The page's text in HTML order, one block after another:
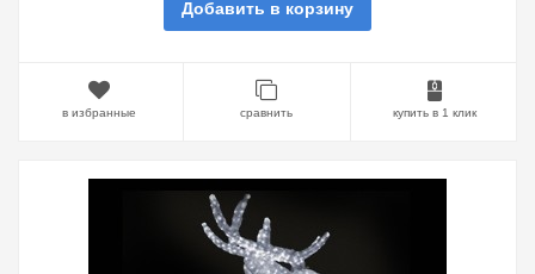
Добавить в корзину
в избранные сравнить купить в 1 клик